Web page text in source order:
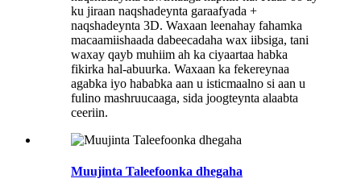
ku jiraan naqshadeynta garaafyada +
naqshadeynta 3D. Waxaan leenahay fahamka
macaamiishaada dabeecadaha wax iibsiga, tani
waxay qayb muhiim ah ka ciyaartaa habka
fikirka hal-abuurka. Waxaan ka fekereynaa
agabka iyo hababka aan u isticmaalno si aan u
fulino mashruucaaga, sida joogteynta alaabta
ceeriin.
Muujinta Taleefoonka dhegaha